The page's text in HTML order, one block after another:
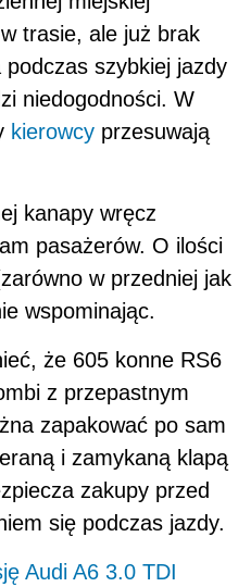
trasie, ale już brak
szybkiej jazdy
niedogodności. W
kierowcy przesuwają
kanapy wręcz
pasażerów. O ilości
w przedniej jak
wspominając.
że 605 konne RS6
z przepastnym
zapakować po sam
i zamykaną klapą
zakupy przed
się podczas jazdy.
Audi A6 3.0 TDI